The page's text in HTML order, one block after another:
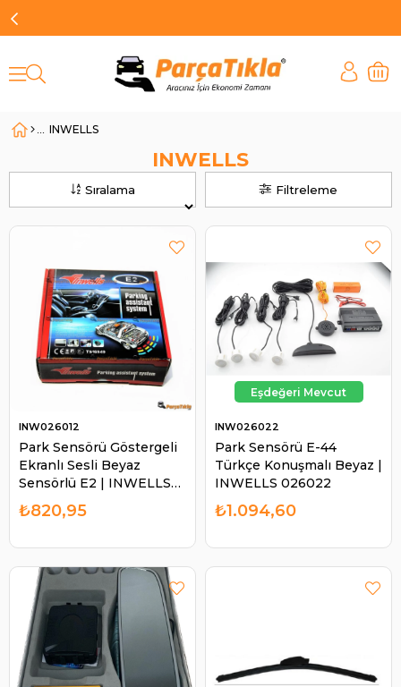
INWELLS
Filtreleme
Sıralama
INWELLS
Park Sensörü Göstergeli
Ekranlı Sesli Beyaz
Sensörlü E2 | INWELLS
026012
INW026012
₺820,95
Park Sensörü E-44
Türkçe Konuşmalı Beyaz |
INWELLS 026022
INW026022
₺1.094,60